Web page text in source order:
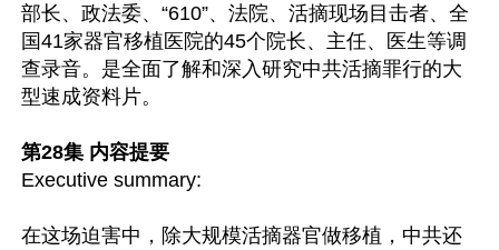
部长、政法委、“610”、法院、活摘现场目击者、全
国41家器官移植医院的45个院长、主任、医生等调
查录音。是全面了解和深入研究中共活摘罪行的大
型速成资料片。
第28集 内容提要
Executive summary:
在这场迫害中，除大规模活摘器官做移植，中共还